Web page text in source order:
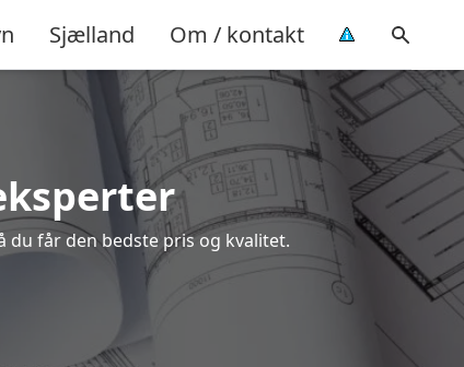
Sjælland Om / kontakt
får den bedste pris og kvalitet.